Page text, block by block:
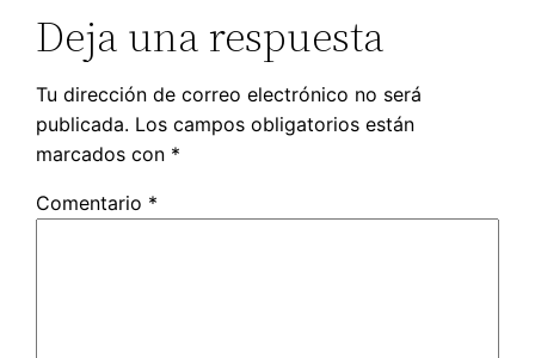
Deja una respuesta
Tu dirección de correo electrónico no será
publicada. Los campos obligatorios están
marcados con *
Comentario *